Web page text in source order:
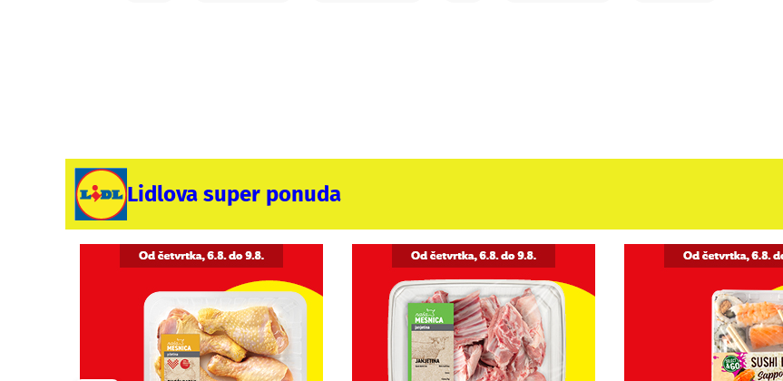
Lidlova super ponuda